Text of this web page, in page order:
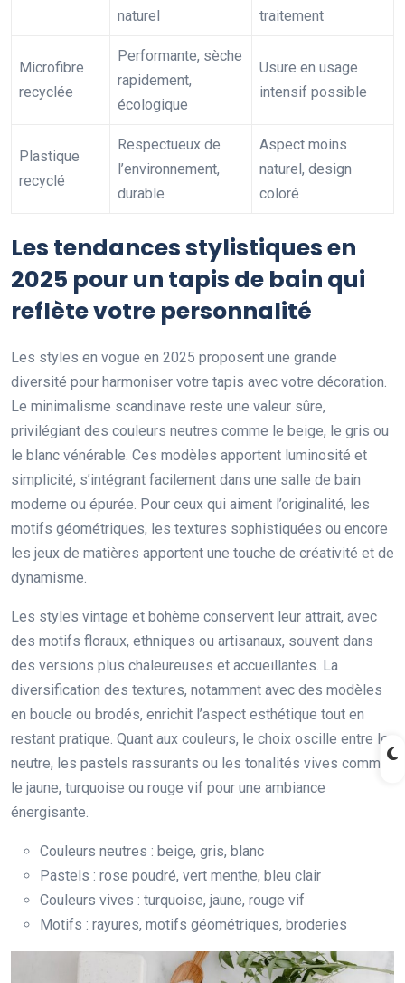
naturel
traitement
Microfibre
recyclée
Performante, sèche
rapidement,
écologique
Usure en usage
intensif possible
Plastique
recyclé
Respectueux de
l’environnement,
durable
Aspect moins
naturel, design
coloré
Les tendances stylistiques en
2025 pour un tapis de bain qui
reflète votre personnalité
Les styles en vogue en 2025 proposent une grande
diversité pour harmoniser votre tapis avec votre décoration.
Le minimalisme scandinave reste une valeur sûre,
privilégiant des couleurs neutres comme le beige, le gris ou
le blanc vénérable. Ces modèles apportent luminosité et
simplicité, s’intégrant facilement dans une salle de bain
moderne ou épurée. Pour ceux qui aiment l’originalité, les
motifs géométriques, les textures sophistiquées ou encore
les jeux de matières apportent une touche de créativité et de
dynamisme.
Les styles vintage et bohème conservent leur attrait, avec
des motifs floraux, ethniques ou artisanaux, souvent dans
des versions plus chaleureuses et accueillantes. La
diversification des textures, notamment avec des modèles
en boucle ou brodés, enrichit l’aspect esthétique tout en
restant pratique. Quant aux couleurs, le choix oscille entre le
neutre, les pastels rassurants ou les tonalités vives comme
le jaune, turquoise ou rouge vif pour une ambiance
énergisante.
Couleurs neutres : beige, gris, blanc
Pastels : rose poudré, vert menthe, bleu clair
Couleurs vives : turquoise, jaune, rouge vif
Motifs : rayures, motifs géométriques, broderies